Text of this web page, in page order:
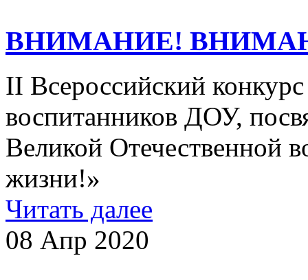
ВНИМАНИЕ!
II Всероссийский
воспитанников ДОУ,
Великой Отечественной
жизни!»
Читать далее
08 Апр 2020